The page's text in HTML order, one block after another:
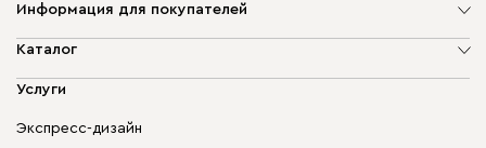
Информация для покупателей
О компании
Доставка и оплата
диван.клуб
Каталог
Мягкая мебель
Бескаркасная мебель
Услуги
Экспресс-дизайн